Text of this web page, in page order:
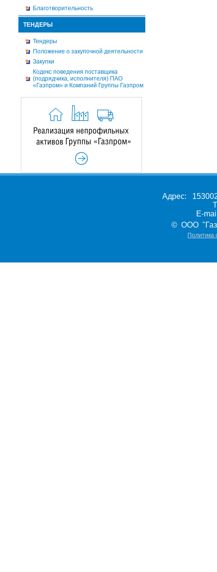
Благотворительность
ТЕНДЕРЫ
Тендеры
Положение о закупочной деятельности
Закупки
Кодекс поведения поставщика
(подрядчика, исполнителя) ПАО
«Газпром» и Компаний Группы Газпром
Адрес:
E-
© ООО
Политика